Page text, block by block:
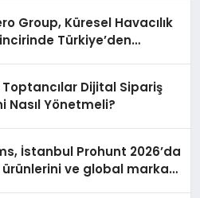
Group, Küresel Havacılık
Türkiye’den
Dijital Sipariş
Nasıl Yönetmeli?
İstanbul Prohunt 2026’da
ve global marka